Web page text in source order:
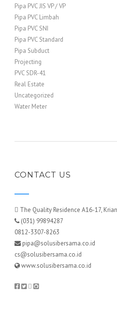
Pipa PVC JIS VP / VP
Pipa PVC Limbah
Pipa PVC SNI
Pipa PVC Standard
Pipa Subduct
Projecting
PVC SDR-41
Real Estate
Uncategorized
Water Meter
CONTACT US
The Quality Residence A16-17,
(031) 99894287
0812-3307-8263
pipa@solusibersama.co.id
cs@solusibersama.co.id
www.solusibersama.co.id